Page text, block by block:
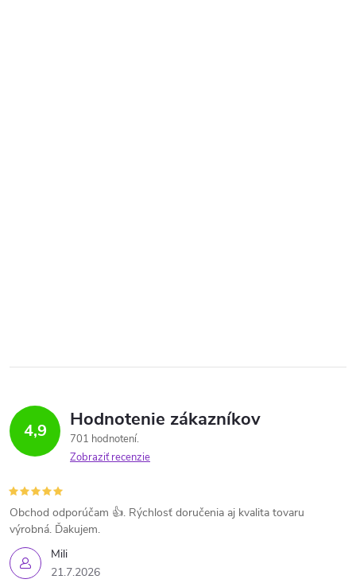
4,9 Hodnotenie zákazníkov
701 hodnotení
Zobraziť recenzie
Mili
21.7.2026
Obchod odporúčam 👍. Rýchlosť doručenia aj kvalita tovaru
výrobná. Ďakujem.